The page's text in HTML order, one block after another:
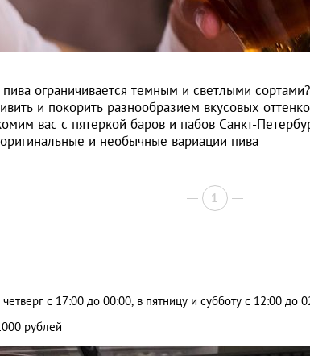
ограничивается темным и светлыми
и покорить разнообразием вкусовых
вас с пятеркой баров и пабов Санкт-
и необычные вариации пива
1
с 17:00 до 00:00, в пятницу и субботу с 12:00 до
рублей